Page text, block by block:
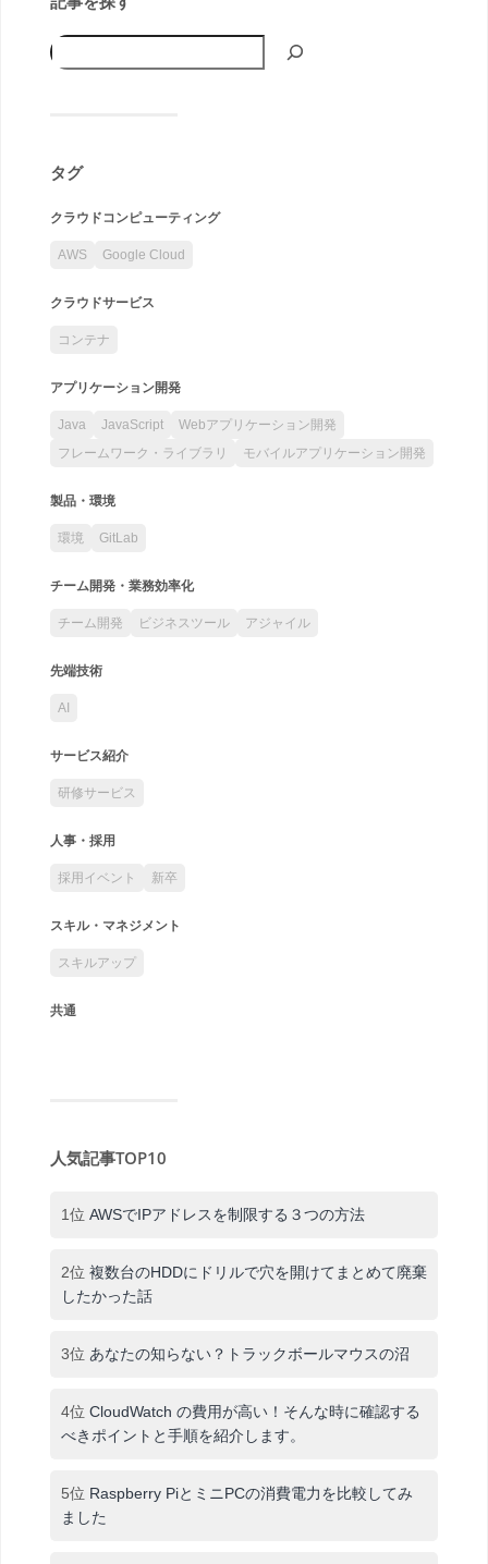
タグ
クラウドコンピューティング
AWS Google Cloud
クラウドサービス
コンテナ
アプリケーション開発
Java JavaScript
Webアプリケーション開発
フレームワーク・ライブラリ
モバイルアプリケーション開発
製品・環境
環境 GitLab
チーム開発・業務効率化
チーム開発 ビジネスツール アジャイル
先端技術
AI
サービス紹介
研修サービス
人事・採用
採用イベント 新卒
スキル・マネジメント
スキルアップ
共通
人気記事TOP10
1位 AWSでIPアドレスを制限する３つの方法
2位 複数台のHDDにドリルで穴を開けてまとめて廃棄
したかった話
3位 あなたの知らない？トラックボールマウスの沼
4位 CloudWatch の費用が高い！そんな時に確認する
べきポイントと手順を紹介します。
5位 Raspberry PiとミニPCの消費電力を比較してみ
ました